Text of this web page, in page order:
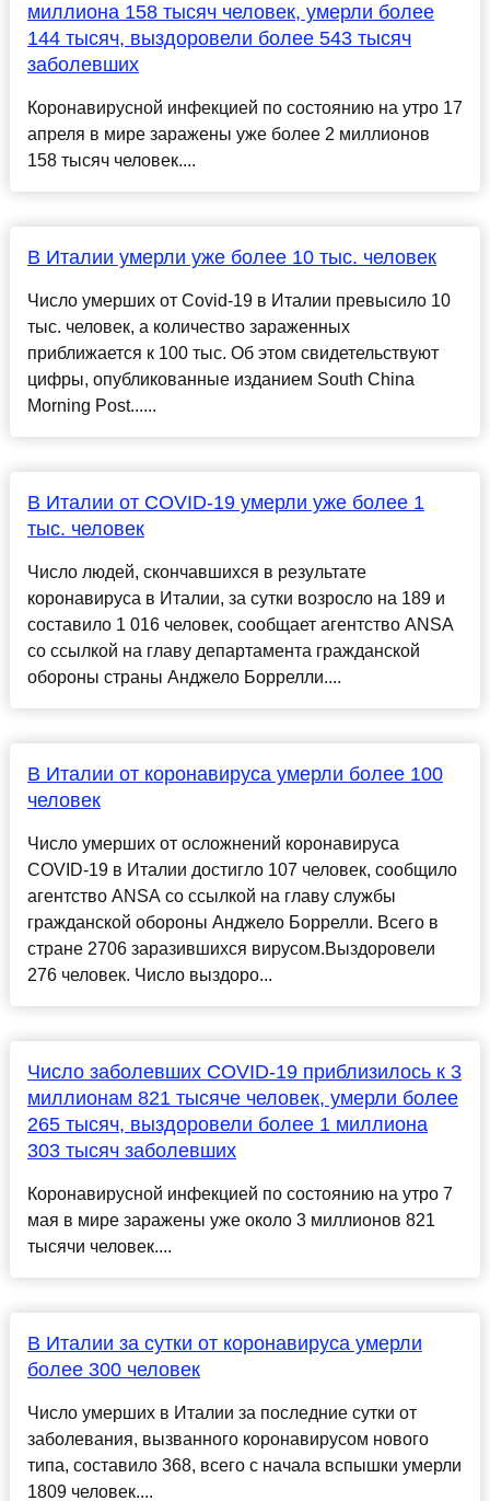
миллиона 158 тысяч человек, умерли более
144 тысяч, выздоровели более 543 тысяч
заболевших
Коронавирусной инфекцией по состоянию на утро 17
апреля в мире заражены уже более 2 миллионов
158 тысяч человек....
В Италии умерли уже более 10 тыс. человек
Число умерших от Covid-19 в Италии превысило 10
тыс. человек, а количество зараженных
приближается к 100 тыс. Об этом свидетельствуют
цифры, опубликованные изданием South China
Morning Post......
В Италии от COVID-19 умерли уже более 1
тыс. человек
Число людей, скончавшихся в результате
коронавируса в Италии, за сутки возросло на 189 и
составило 1 016 человек, сообщает агентство ANSA
со ссылкой на главу департамента гражданской
обороны страны Анджело Боррелли....
В Италии от коронавируса умерли более 100
человек
Число умерших от осложнений коронавируса
COVID-19 в Италии достигло 107 человек, сообщило
агентство ANSA со ссылкой на главу службы
гражданской обороны Анджело Боррелли. Всего в
стране 2706 заразившихся вирусом.Выздоровели
276 человек. Число выздоро...
Число заболевших COVID-19 приблизилось к 3
миллионам 821 тысяче человек, умерли более
265 тысяч, выздоровели более 1 миллиона
303 тысяч заболевших
Коронавирусной инфекцией по состоянию на утро 7
мая в мире заражены уже около 3 миллионов 821
тысячи человек....
В Италии за сутки от коронавируса умерли
более 300 человек
Число умерших в Италии за последние сутки от
заболевания, вызванного коронавирусом нового
типа, составило 368, всего с начала вспышки умерли
1809 человек....